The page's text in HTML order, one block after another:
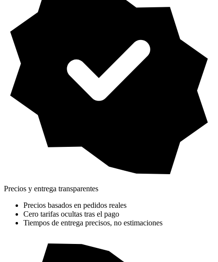
Precios y entrega transparentes
Precios basados en pedidos reales
Cero tarifas ocultas tras el pago
Tiempos de entrega precisos, no estimaciones